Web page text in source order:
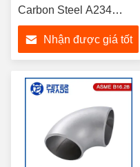
Carbon Steel A234
WPB Weld 90 Degree
Short Radius Elbows
SCH 40
Nhận được giá tốt